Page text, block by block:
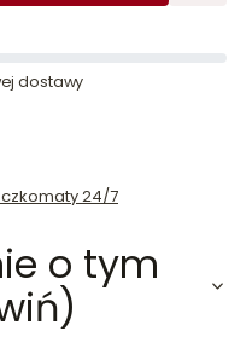
dostawy
24/7
o tym